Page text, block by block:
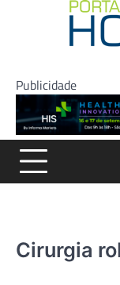
Publicidade
Cirurgia